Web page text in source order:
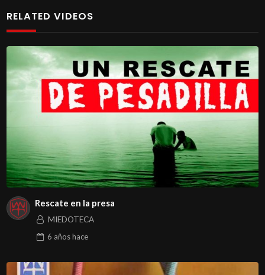
RELATED VIDEOS
Rescate en la presa
MIEDOTECA
6 añoshace